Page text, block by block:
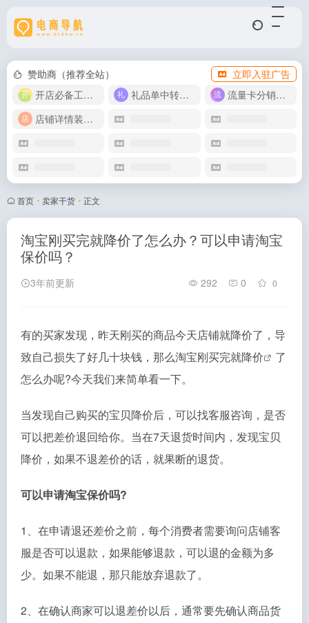
赞助商（推荐全站）
立即入驻广告
开店必备工具箱
礼品单中转同步单
流量卡分销代理
店铺详情装修模版
首页 • 卖家干货 • 正文
淘宝刚买完就降价了怎么办？可以申请淘宝
保价吗？
3年前更新 292 0 0
有的买家发现，昨天刚买的商品今天店铺就降价了，导
致自己损失了好几十块钱，那么淘宝刚买完就降价
了
怎么办呢?今天我们来简单看一下。
当发现自己购买的宝贝降价后，可以找客服咨询，是否
可以把差价退回给你。当在7天退货时间内，发现宝贝
降价，如果不退差价的话，就果断的退货。
可以申请淘宝保价吗?
1、在申请退还差价之前，每个消费者需要询问店铺客
服是否可以退款，如果能够退款，可以退的金额为多
少。如果不能退，那只能放弃退款了。
2、在确认商家可以退差价以后，通常要先确认商品货